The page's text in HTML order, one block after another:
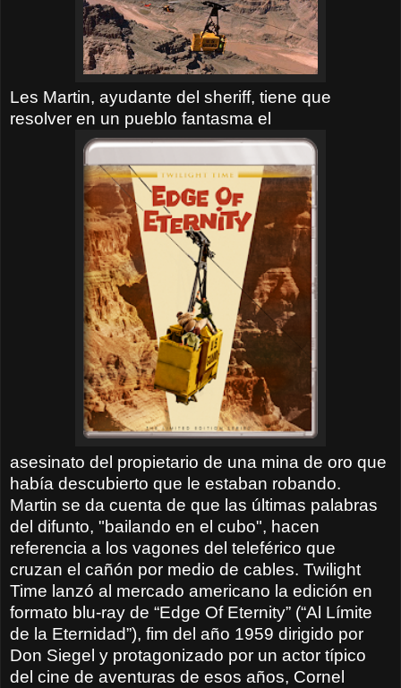
Les Martin, ayudante del sheriff, tiene que
resolver en un pueblo fantasma el
asesinato del propietario de una mina de oro que
había descubierto que le estaban robando.
Martin se da cuenta de que las últimas palabras
del difunto, "bailando en el cubo", hacen
referencia a los vagones del teleférico que
cruzan el cañón por medio de cables. Twilight
Time lanzó al mercado americano la edición en
formato blu-ray de “Edge Of Eternity” (“Al Límite
de la Eternidad”), fim del año 1959 dirigido por
Don Siegel y protagonizado por un actor típico
del cine de aventuras de esos años, Cornel